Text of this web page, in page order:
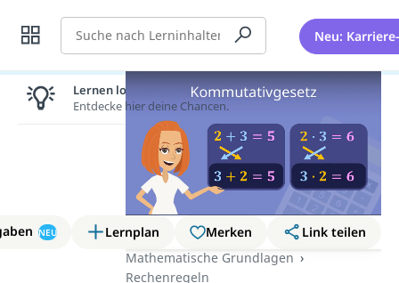
Suche Neu:
NEU Lernplan Merken
Link teilen
Mathematische Grundlagen
Rechenregeln
Lernen lohnt sich!
Entdecke hier deine Chancen.